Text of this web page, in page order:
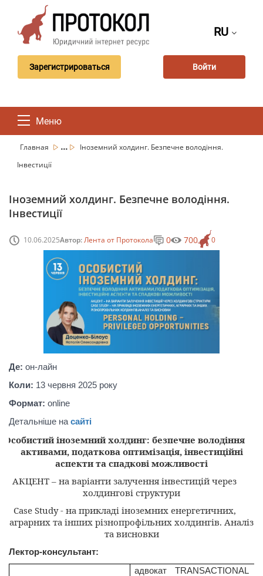
RU
Зарегистрироваться Войти
Меню
Главная ...
Іноземний холдинг. Безпечне володіння.
Інвестиції
Іноземний холдинг. Безпечне володіння.
Інвестиції
10.06.2025Автор:Лента от Протокола 0
0 700
Де: он-лайн
Коли: 13 червня 2025 року
Формат: online
Детальніше на сайті
Особистий іноземний холдинг: безпечне володіння
активами, податкова оптимізація, інвестиційні
аспекти та спадкові можливості
АКЦЕНТ – на варіанти залучення інвестицій через
холдингові структури
Case Study- на прикладі іноземних енергетичних,
аграрних та інших різнопрофільних холдингів. Аналіз
та висновки
Лектор-консультант:
адвокатTRANSACTIONAL